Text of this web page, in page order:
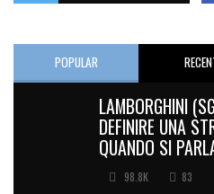
POPULAR
LAMBORGHINI
DEFINIRE UNA
QUANDO SI
98.8K 83